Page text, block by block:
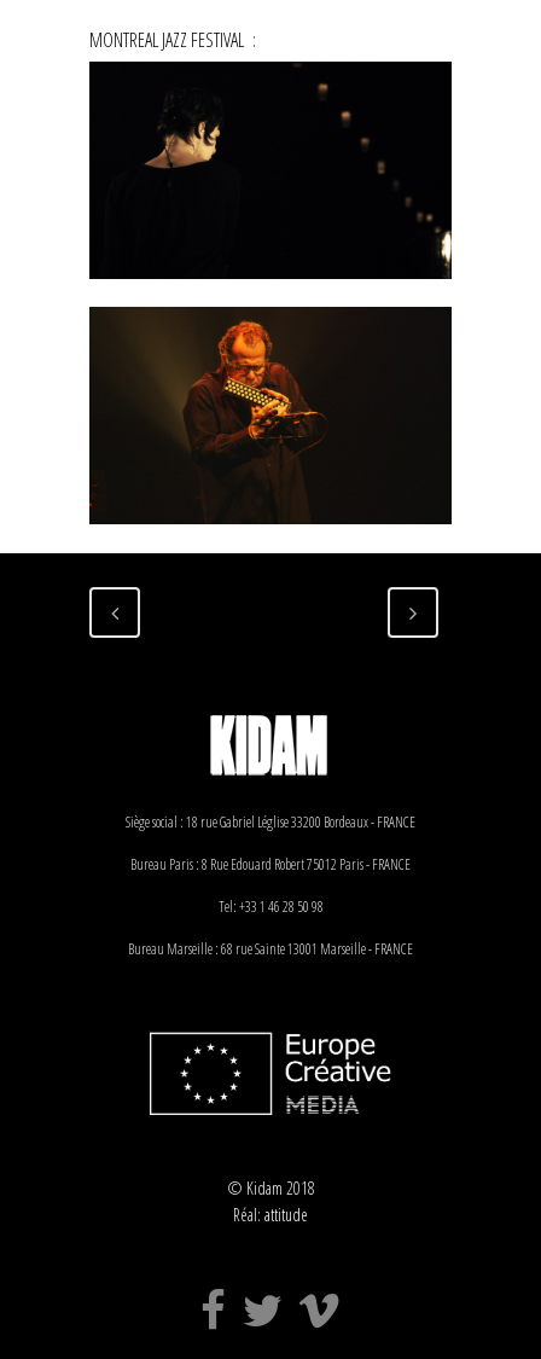
MONTREAL JAZZ FESTIVAL :
Siège social : 18 rue Gabriel Léglise 33200 Bordeaux - FRANCE
Bureau Paris : 8 Rue Edouard Robert 75012 Paris - FRANCE
Tel: +33 1 46 28 50 98
Bureau Marseille : 68 rue Sainte 13001 Marseille - FRANCE
© Kidam 2018
Réal: attitude